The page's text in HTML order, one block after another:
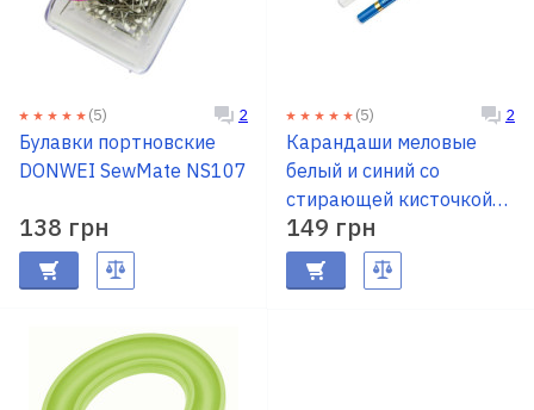
(5) 2
Булавки портновские
DONWEI SewMate NS107
138 грн
(5) 2
Карандаши меловые
белый и синий со
стирающей кисточкой
PRYM 611626
149 грн